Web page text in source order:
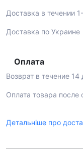
Доставка в течении
Доставка по Украине
Оплата
Возврат в течение 14
Оплата товара после
Детальніше про